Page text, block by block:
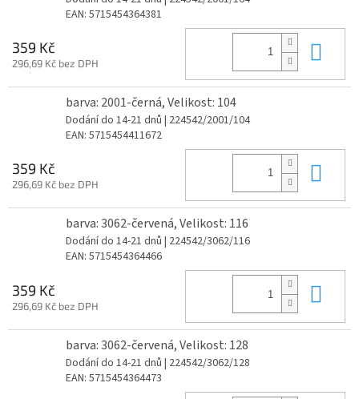
EAN: 5715454364381
359 Kč
296,69 Kč bez DPH
barva: 2001-černá, Velikost: 104
Dodání do 14-21 dnů | 224542/2001/104
EAN: 5715454411672
359 Kč
296,69 Kč bez DPH
barva: 3062-červená, Velikost: 116
Dodání do 14-21 dnů | 224542/3062/116
EAN: 5715454364466
359 Kč
296,69 Kč bez DPH
barva: 3062-červená, Velikost: 128
Dodání do 14-21 dnů | 224542/3062/128
EAN: 5715454364473